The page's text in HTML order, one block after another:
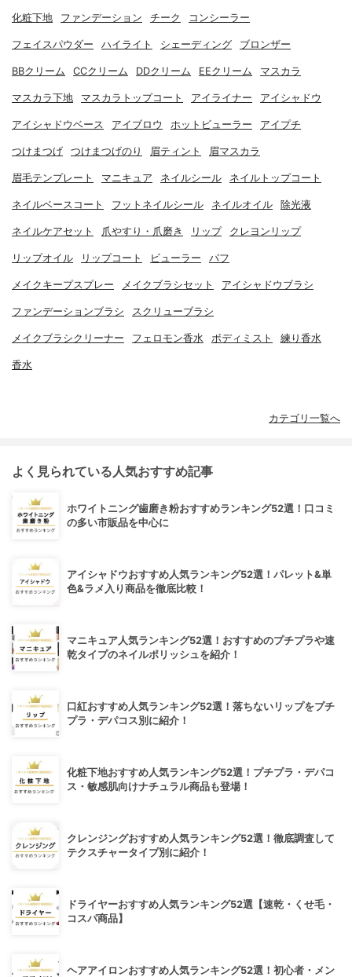
化粧下地 ファンデーション チーク コンシーラー
フェイスパウダー ハイライト シェーディング ブロンザー
BBクリーム CCクリーム DDクリーム EEクリーム マスカラ
マスカラ下地 マスカラトップコート アイライナー アイシャドウ
アイシャドウベース アイブロウ ホットビューラー アイプチ
つけまつげ つけまつげのり 眉ティント 眉マスカラ
眉毛テンプレート マニキュア ネイルシール ネイルトップコート
ネイルベースコート フットネイルシール ネイルオイル 除光液
ネイルケアセット 爪やすり・爪磨き リップ クレヨンリップ
リップオイル リップコート ビューラー パフ
メイクキープスプレー メイクブラシセット アイシャドウブラシ
ファンデーションブラシ スクリューブラシ
メイクブラシクリーナー フェロモン香水 ボディミスト 練り香水
香水
カテゴリ一覧へ
よく見られている人気おすすめ記事
ホワイトニング歯磨き粉おすすめランキング52選！口コミ
の多い市販品を中心に
アイシャドウおすすめ人気ランキング52選！パレット&単
色&ラメ入り商品を徹底比較！
マニキュア人気ランキング52選！おすすめのプチプラや速
乾タイプのネイルポリッシュを紹介！
口紅おすすめ人気ランキング52選！落ちないリップをプチ
プラ・デパコス別に紹介！
化粧下地おすすめ人気ランキング52選！プチプラ・デパコ
ス・敏感肌向けナチュラル商品も登場！
クレンジングおすすめ人気ランキング52選！徹底調査して
テクスチャータイプ別に紹介！
ドライヤーおすすめ人気ランキング52選【速乾・くせ毛・
コスパ商品】
ヘアアイロンおすすめ人気ランキング52選！初心者・メン